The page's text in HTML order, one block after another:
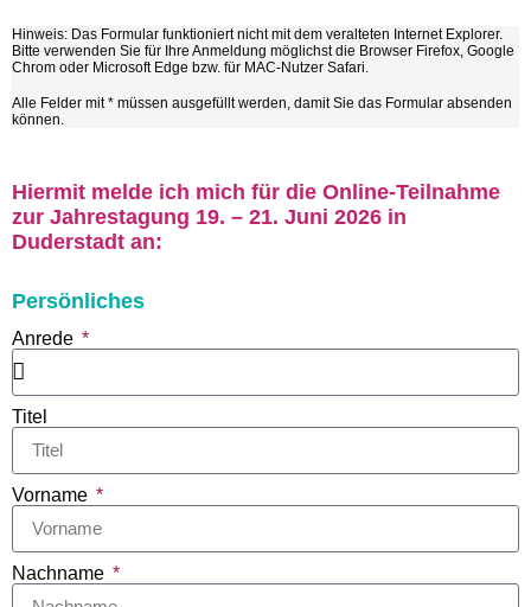
Hinweis: Das Formular funktioniert nicht mit dem veralteten Internet Explorer.
Bitte verwenden Sie für Ihre Anmeldung möglichst die Browser Firefox, Google
Chrom oder Microsoft Edge bzw. für MAC-Nutzer Safari.
Alle Felder mit * müssen ausgefüllt werden, damit Sie das Formular absenden
können.
Hiermit melde ich mich für die Online-Teilnahme
zur Jahrestagung 19. – 21. Juni 2026 in
Duderstadt an:
Persönliches
Anrede
Titel
Vorname
Nachname